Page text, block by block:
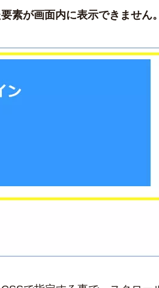
素が画面内に表示できません。